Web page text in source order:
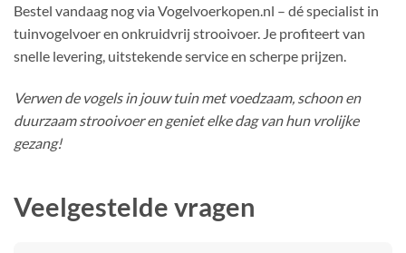
Bestel vandaag nog via Vogelvoerkopen.nl – dé specialist in
tuinvogelvoer en onkruidvrij strooivoer. Je profiteert van
snelle levering, uitstekende service en scherpe prijzen.
Verwen de vogels in jouw tuin met voedzaam, schoon en
duurzaam strooivoer en geniet elke dag van hun vrolijke
gezang!
Veelgestelde vragen